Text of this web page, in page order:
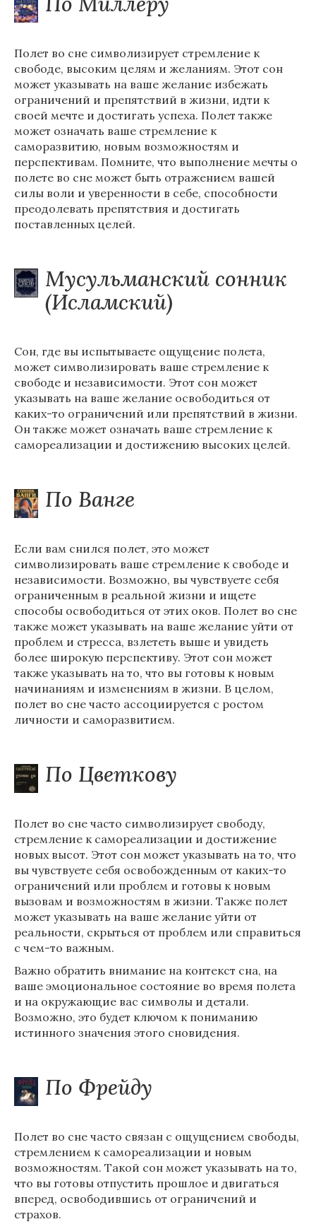
Полет во сне символизирует стремление к
свободе, высоким целям и желаниям. Этот сон
может указывать на ваше желание избежать
ограничений и препятствий в жизни, идти к
своей мечте и достигать успеха. Полет также
может означать ваше стремление к
саморазвитию, новым возможностям и
перспективам. Помните, что выполнение мечты о
полете во сне может быть отражением вашей
силы воли и уверенности в себе, способности
преодолевать препятствия и достигать
поставленных целей.
Мусульманский сонник
(Исламский)
Сон, где вы испытываете ощущение полета,
может символизировать ваше стремление к
свободе и независимости. Этот сон может
указывать на ваше желание освободиться от
каких-то ограничений или препятствий в жизни.
Он также может означать ваше стремление к
самореализации и достижению высоких целей.
По Ванге
Если вам снился полет, это может
символизировать ваше стремление к свободе и
независимости. Возможно, вы чувствуете себя
ограниченным в реальной жизни и ищете
способы освободиться от этих оков. Полет во сне
также может указывать на ваше желание уйти от
проблем и стресса, взлететь выше и увидеть
более широкую перспективу. Этот сон может
также указывать на то, что вы готовы к новым
начинаниям и изменениям в жизни. В целом,
полет во сне часто ассоциируется с ростом
личности и саморазвитием.
По Цветкову
Полет во сне часто символизирует свободу,
стремление к самореализации и достижение
новых высот. Этот сон может указывать на то, что
вы чувствуете себя освобожденным от каких-то
ограничений или проблем и готовы к новым
вызовам и возможностям в жизни. Также полет
может указывать на ваше желание уйти от
реальности, скрыться от проблем или справиться
с чем-то важным.
Важно обратить внимание на контекст сна, на
ваше эмоциональное состояние во время полета
и на окружающие вас символы и детали.
Возможно, это будет ключом к пониманию
истинного значения этого сновидения.
По Фрейду
Полет во сне часто связан с ощущением свободы,
стремлением к самореализации и новым
возможностям. Такой сон может указывать на то,
что вы готовы отпустить прошлое и двигаться
вперед, освободившись от ограничений и
страхов.